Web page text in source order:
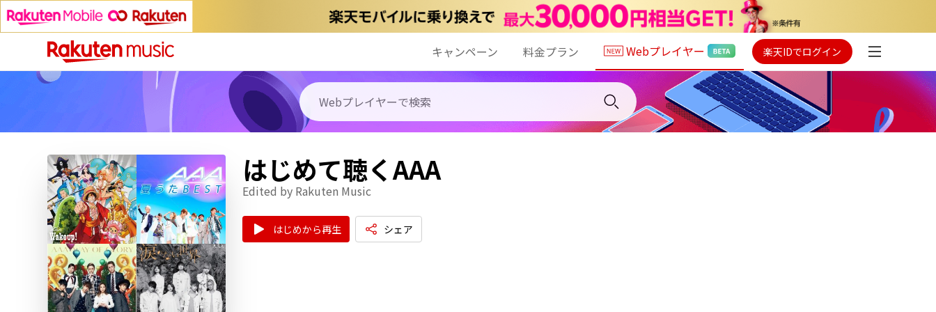
キャンペーン 料金プラン Webプレイヤー 楽天IDでログイン
はじめて聴くAAA
Edited by Rakuten Music
はじめから再生 シェア